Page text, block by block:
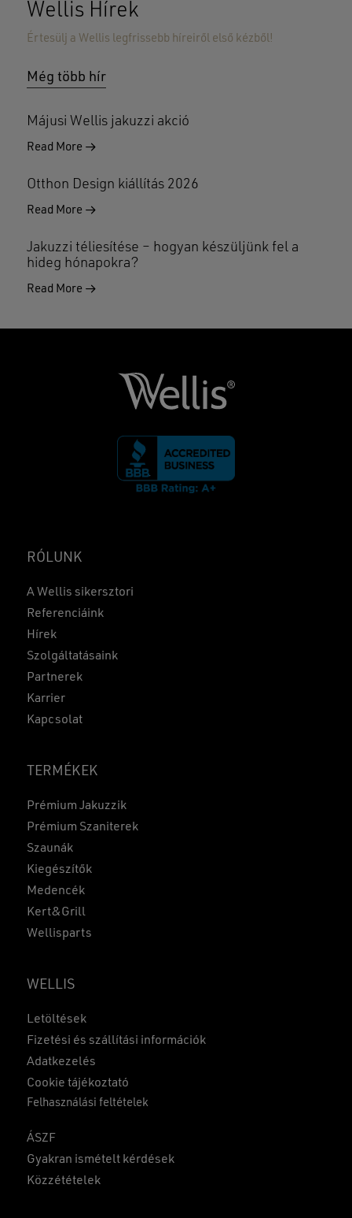
Wellis Hírek
Értesülj a Wellis legfrissebb híreiről első kézből!
Még több hír
Májusi Wellis jakuzzi akció
Read More
Otthon Design kiállítás 2026
Read More
Jakuzzi téliesítése – hogyan készüljünk fel a
hideg hónapokra?
Read More
RÓLUNK
A Wellis sikersztori
Referenciáink
Hírek
Szolgáltatásaink
Partnerek
Karrier
Kapcsolat
TERMÉKEK
Prémium Jakuzzik
Prémium Szaniterek
Szaunák
Kiegészítők
Medencék
Kert&Grill
Wellisparts
WELLIS
Letöltések
Fizetési és szállítási információk
Adatkezelés
Cookie tájékoztató
Felhasználási feltételek
ÁSZF
Gyakran ismételt kérdések
Közzétételek